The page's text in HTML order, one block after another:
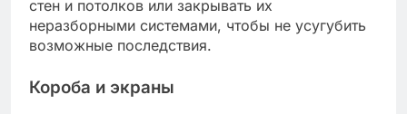
стен и потолков или закрывать их
неразборными системами, чтобы не усугубить
возможные последствия.
Короба и экраны